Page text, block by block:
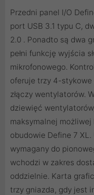
Przedni panel I/O
port USB 3.1 typu C,
2.0 . Ponadto są dwa
pełni funkcję wyjścia
mikrofonowego.
oferuje trzy 4-stykowe
złączy wentylatorów.
dziewięć
maksymalnej
obudowie Define 7
wymagany do
wchodzi w zakres
oddzielnie. Karta
trzy gniazda, gdy jest